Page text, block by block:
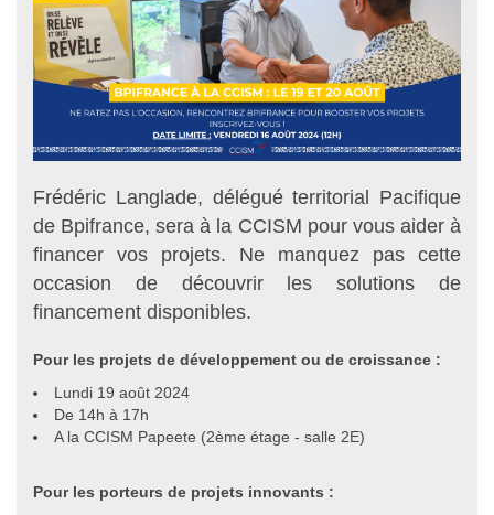
Frédéric Langlade, délégué territorial Pacifique
de Bpifrance, sera à la CCISM pour vous aider à
financer vos projets. Ne manquez pas cette
occasion de découvrir les solutions de
financement disponibles.
Pour les projets de développement ou de croissance :
Lundi 19 août 2024
De 14h à 17h
A la CCISM Papeete (2ème étage - salle 2E)
Pour les porteurs de projets innovants :